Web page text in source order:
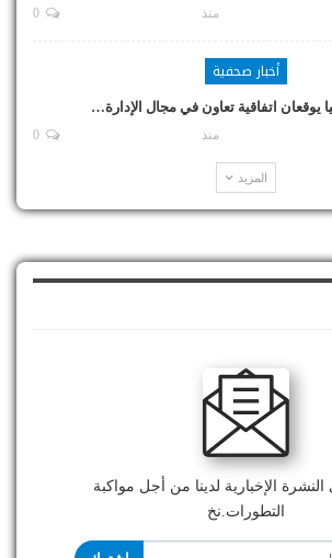
منذ
أخبار صحفية
يوقعان اتفاقية تعاون في مجال الإدارة…
منذ
المزيد
الإخبارية لدينا من أجل مواكبة
التطورات.نخ